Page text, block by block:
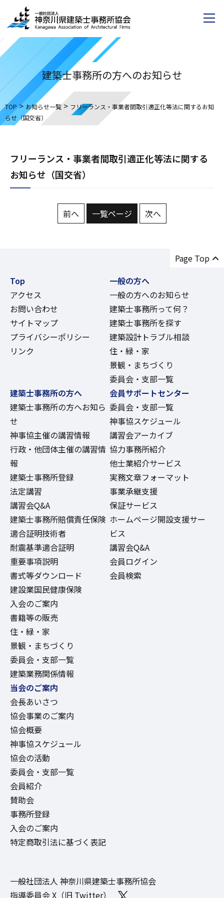
建築士事務所の方へのお知らせ
TOP> お知らせ一覧> フリーランス・事業者間取引適正化等法に関するお知
らせ（国交省）
フリーランス・事業者間取引適正化等法に関する
お知らせ（国交省）
前へ 一覧ページ 次へ
Page Top
Top
アクセス
お問い合わせ
サイトマップ
プライバシーポリシー
リンク
一般の方へ
一般の方へのお知らせ
建築士事務所って何？
建築士事務所を探す
建築設計トラブル相談
住・緑・家
景観・まちづくり
委員会・支部一覧
建築士事務所の方へ
建築士事務所の方へお知ら
せ
神事協主催の講習情報
行政・他団体主催の講習情
報
建築士事務所登録
法定講習
講習会Q&A
建築士事務所賠償責任保険
適合証明技術者
耐震基準適合証明
重要事項説明
書式等ダウンロード
建設業国民健康保険
入会のご案内
書籍等の販売
住・緑・家
景観・まちづくり
委員会・支部一覧
建築業務関係情報
会員サポートセンター
委員会・支部一覧
神事協スケジュール
講習会アーカイブ
協力事務所紹介
他士業紹介サービス
実務文章フォーマット
事業承継支援
保証サービス
ホームページ開設支援サー
ビス
講習会Q&A
会員ログイン
会員検索
当会のご案内
会長あいさつ
協会事業のご案内
協会概要
神事協スケジュール
協会の活動
委員会・支部一覧
会員紹介
賛助会
事務所登録
入会のご案内
特定商取引法に基づく表記
一般社団法人 神奈川県建築士事務所協会
指導委員会 X（旧 Twitter）